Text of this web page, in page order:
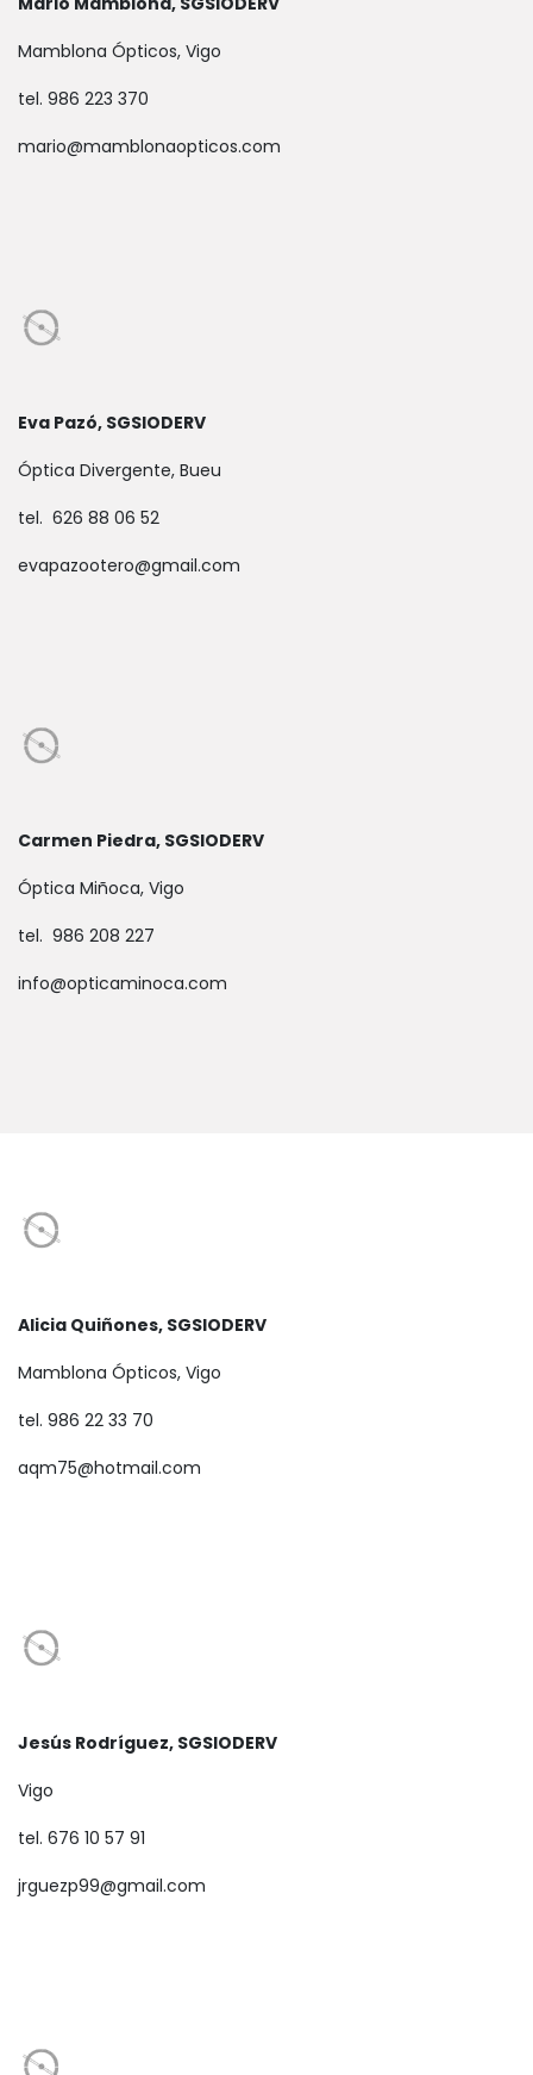
Mamblona Ópticos, Vigo
tel. 986 223 370
mario@mamblonaopticos.com
Eva Pazó, SGSIODERV
Óptica Divergente, Bueu
tel. 626 88 06 52
evapazootero@gmail.com
Carmen Piedra, SGSIODERV
Óptica Miñoca, Vigo
tel. 986 208 227
info@opticaminoca.com
Alicia Quiñones, SGSIODERV
Mamblona Ópticos, Vigo
tel. 986 22 33 70
aqm75@hotmail.com
Jesús Rodríguez, SGSIODERV
Vigo
tel. 676 10 57 91
jrguezp99@gmail.com